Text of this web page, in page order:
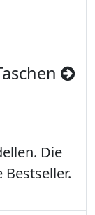
Die
Bestseller.